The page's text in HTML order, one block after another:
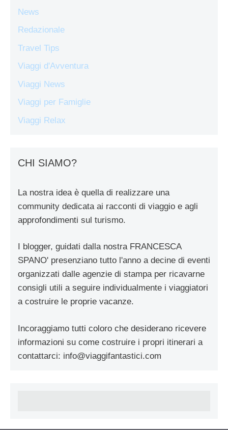
News
Redazionale
Travel Tips
Viaggi d'Avventura
Viaggi News
Viaggi per Famiglie
Viaggi Relax
CHI SIAMO?
La nostra idea è quella di realizzare una
community dedicata ai racconti di viaggio e agli
approfondimenti sul turismo.
I blogger, guidati dalla nostra FRANCESCA
SPANO' presenziano tutto l'anno a decine di eventi
organizzati dalle agenzie di stampa per ricavarne
consigli utili a seguire individualmente i viaggiatori
a costruire le proprie vacanze.
Incoraggiamo tutti coloro che desiderano ricevere
informazioni su come costruire i propri itinerari a
contattarci: info@viaggifantastici.com